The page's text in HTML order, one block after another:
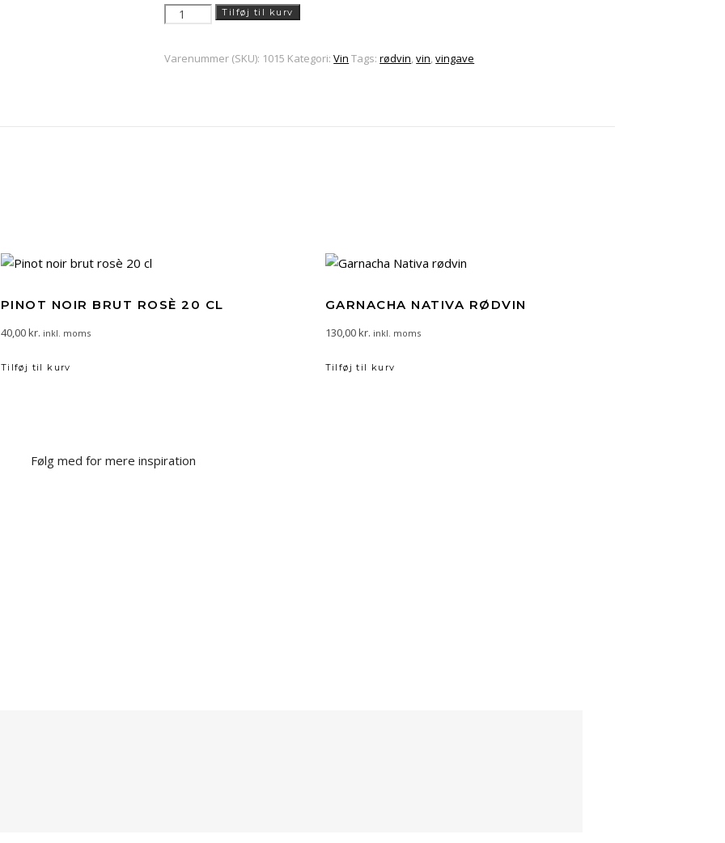
Corte
italia
Tilføj til kurv
Varenummer (SKU): 1015 Kategori:Vin Tags:rødvin,vin,vingave
PINOT NOIR BRUT ROSÈ 20 CL
40,00kr. inkl. moms
Tilføj til kurv
GARNACHA NATIVA RØDVIN
130,00kr. inkl. moms
Tilføj til kurv
Følg med for mere inspiration